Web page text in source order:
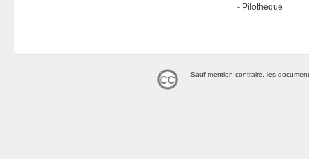
Pilothèque
Sauf mention contraire, les